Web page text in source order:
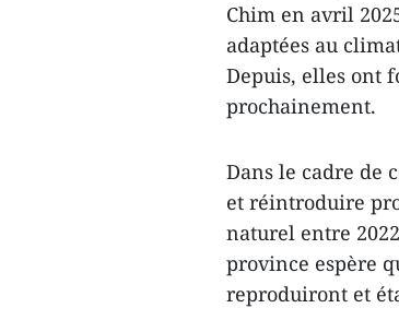
Chim en avril
adaptées au
Depuis, elles ont
prochainement.
Dans le cadre de
et réintroduire
naturel entre
province espère
reproduiront et